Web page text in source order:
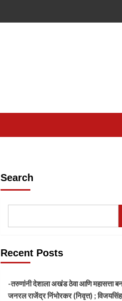
Search
Recent Posts
-तरुणांनी देशाला अखंड ठेवा आणि महासत्ता
जनरल राजेंद्र निंभोरकर (निवृत्त) ;